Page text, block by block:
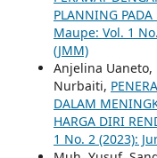
PLANNING PADA
Maupe: Vol. 1
(JMM)
Anjelina
Nurbaiti,
DALAM
HARGA DIRI
1 No. 2 (2023):